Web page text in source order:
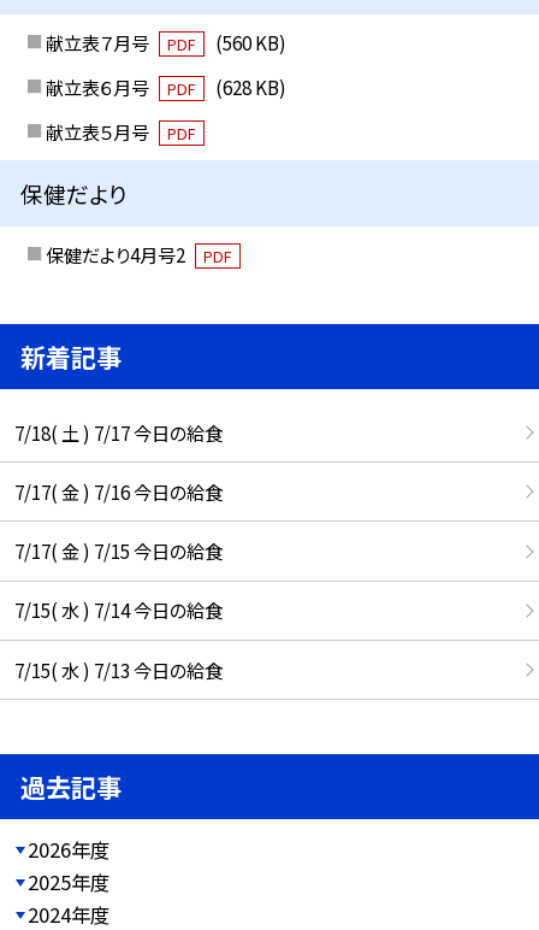
献立表７月号 PDF
(560 KB)
献立表６月号
PDF
(628 KB)
献立表５月号
PDF
保健だより
保健だより4月号2 PDF
新着記事
7/18( 土 ) 7/17 今日の給食
7/17( 金 ) 7/16 今日の給食
7/17( 金 ) 7/15 今日の給食
7/15( 水 ) 7/14 今日の給食
7/15( 水 ) 7/13 今日の給食
過去記事
2026年度
2025年度
2024年度